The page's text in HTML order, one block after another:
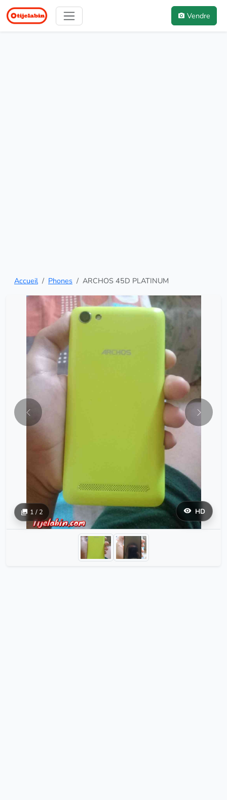
Vendre
Accueil Phones ARCHOS 45D PLATINUM
HD
1 / 2